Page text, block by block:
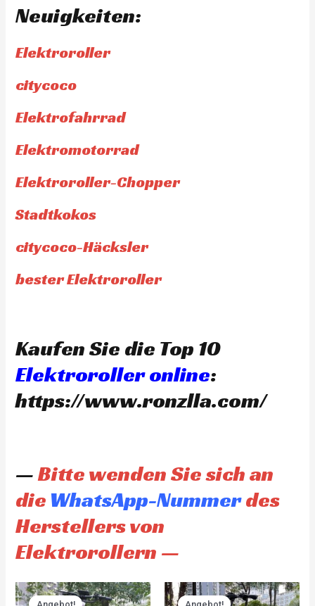
Neuigkeiten:
Elektroroller
citycoco
Elektrofahrrad
Elektromotorrad
Elektroroller-Chopper
Stadtkokos
citycoco-Häcksler
bester Elektroroller
Kaufen Sie die Top 10
Elektroroller online:
https://www.ronzlla.com/
—Bitte wenden Sie sich an
die WhatsApp-Nummerdes
Herstellers von
Elektrorollern —
Original
price
Current
price
Original
price
Current
price